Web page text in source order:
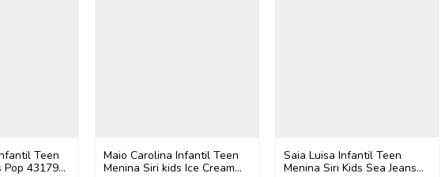
Teen
Pop 43179
Maio Carolina Infantil Teen
Menina Siri kids Ice Cream
Saia Luisa Infantil Teen
Menina Siri Kids Sea Jeans